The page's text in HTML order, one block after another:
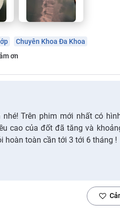
Chuyên Khoa Đa Khoa
ơn
nhé! Trên phim mới nhất có
cao của đốt đã tăng và
hoàn toàn cần tới 3 tới 6 tháng !